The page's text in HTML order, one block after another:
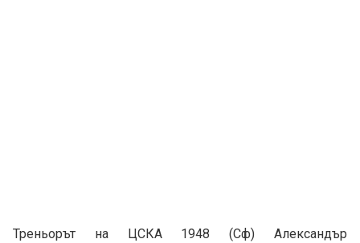
Треньорът на ЦСКА 1948 (Сф) Александър